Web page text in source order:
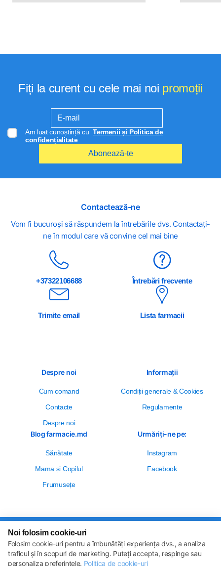
Fiți la curent cu cele mai noi promoții
Am luat cunoștință cu Termenii și Politica de
confidențialitate
Abonează-te
Contactează-ne
Vom fi bucuroși să răspundem la întrebările dvs. Contactați-
ne în modul care vă convine cel mai bine
+37322106688 Întrebări frecvente
Trimite email Lista farmacii
Despre noi
Cum comand
Contacte
Despre noi
Informații
Сondiții generale & Cookies
Regulamente
Blog farmacie.md
Sănătate
Mama și Copilul
Frumusețe
Urmăriți-ne pe:
Instagram
Facebook
Toate drepturile sunt rezervate © 2013 – 2026
Farmacie.md
Setări cookie-uri
Politica de cookie-uri
Noi folosim cookie-uri
Folosim cookie-uri pentru a îmbunătăți experiența dvs., a analiza
traficul și în scopuri de marketing. Puteți accepta, respinge sau
personaliza preferințele. Politica de cookie-uri